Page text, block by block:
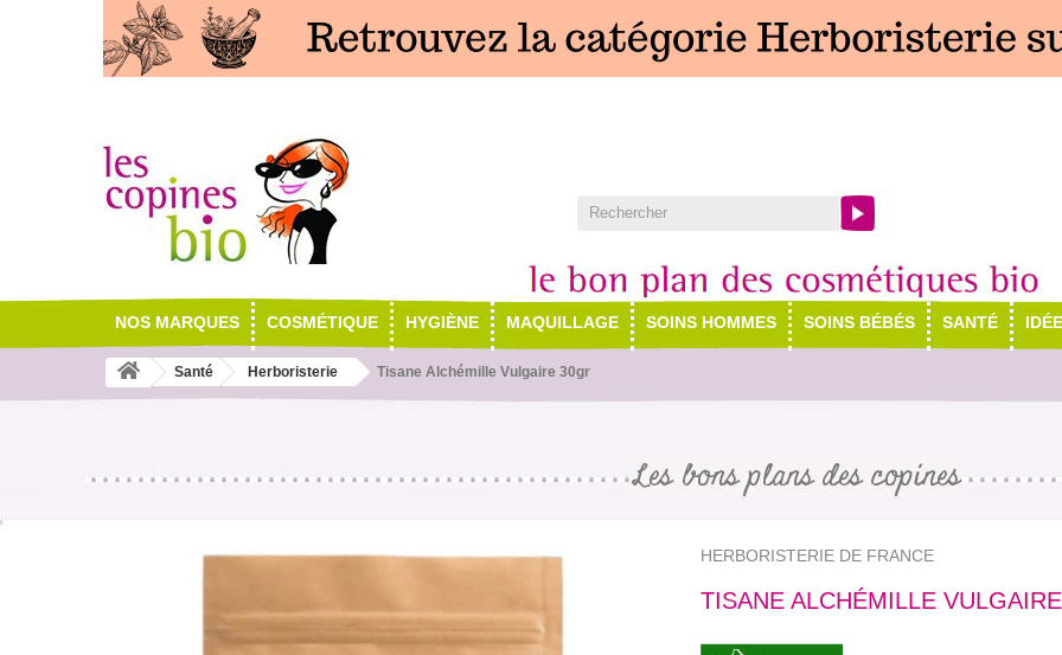
NOS MARQUES COSMÉTIQUE HYGIÈNE MAQUILLAGE SOINS HOMMES SOINS BÉBÉS SANTÉ
Santé Herboristerie Tisane Alchémille Vulgaire 30gr
Les bons plans des copines
HERBORISTERIE DE FRANCE
TISANE ALCHÉMILLE